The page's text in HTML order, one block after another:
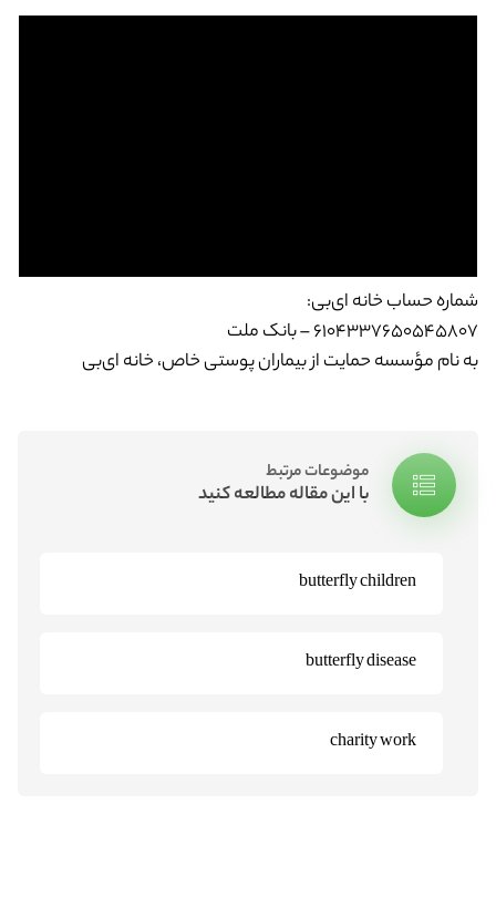
شماره حساب خانه ای‌بی:
۶۱۰۴۳۳۷۶۵۰۵۴۵۸۰۷ – بانک ملت
به نام مؤسسه حمایت از بیماران پوستی خاص، خانه ای‌بی
موضوعات مرتبط
با این مقاله مطالعه کنید
butterfly children
butterfly disease
charity work